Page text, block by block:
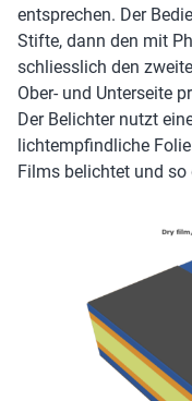
entsprechen. Der
Stifte, dann den mit
schliesslich den
Ober- und Unterseite
Der Belichter nutzt
lichtempfindliche
Films belichtet und